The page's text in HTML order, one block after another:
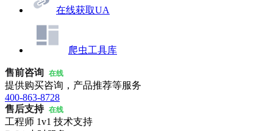
在线获取UA
爬虫工具库
售前咨询 在线
提供购买咨询，产品推荐等服务
400-863-8728
售后支持 在线
工程师 1v1 技术支持